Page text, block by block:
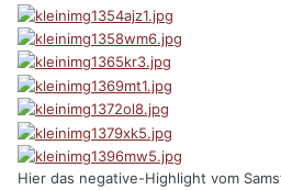
Hier das negative-Highlight vom